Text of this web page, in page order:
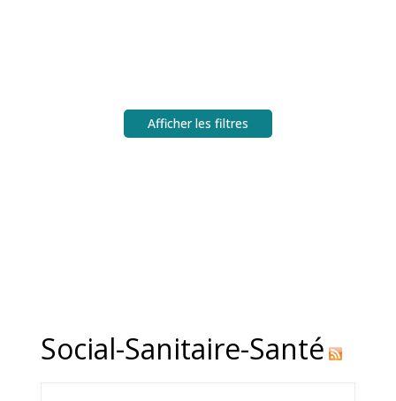
Afficher les filtres
Social-Sanitaire-Santé